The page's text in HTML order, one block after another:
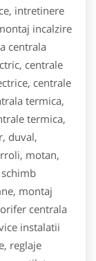
intretinere
incalzire
centrala
centrale
centrale
termica,
termica,
duval,
motan,
montaj
centrala
instalatii
reglaje